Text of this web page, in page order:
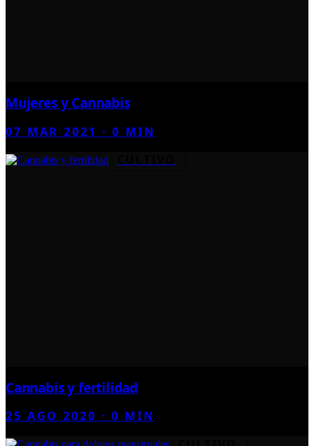
Mujeres y Cannabis
07 MAR 2021 ·0 MIN
Cannabis y fertilidad
25 AGO 2020 ·0 MIN